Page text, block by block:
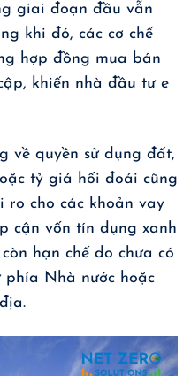
giai đoạn đầu vẫn
khi đó, các cơ chế
hợp đồng mua bán
khiến nhà đầu tư e
về quyền sử dụng đất,
tỷ giá hối đoái cũng
cho các khoản vay
cận vốn tín dụng xanh
hạn chế do chưa có
Nhà nước hoặc